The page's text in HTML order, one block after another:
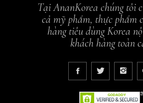
Tại AnanKorea chúng tôi
cả mỹ phẩm, thực phẩm
hàng tiêu dùng Korea
khách hàng toàn